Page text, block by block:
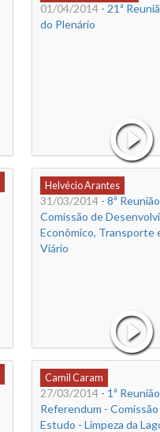
01/04/2014- 21ª
do Plenário
Helvécio Arantes
31/03/2014- 8ª
Comissão de
Econômico, Transporte
Viário
Camil Caram
27/03/2014- 1ª
Referendum - Comissão
Estudo - Limpeza da